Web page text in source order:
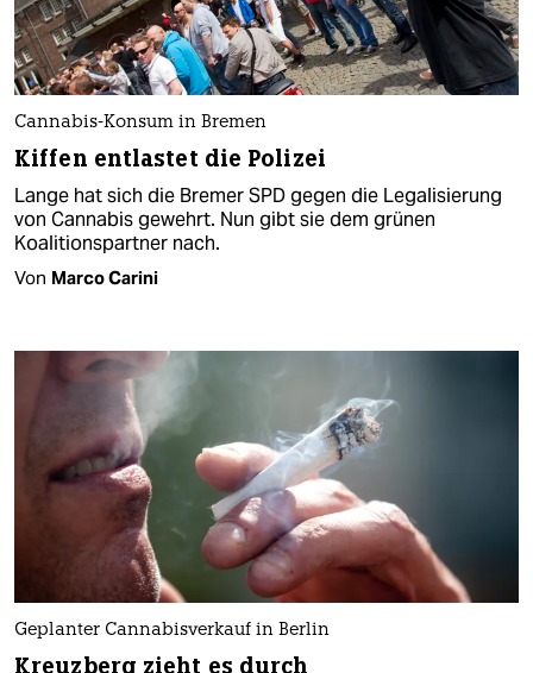
Cannabis-Konsum in Bremen
Kiffen entlastet die Polizei
Lange hat sich die Bremer SPD gegen die Legalisierung
von Cannabis gewehrt. Nun gibt sie dem grünen
Koalitionspartner nach.
Von Marco Carini
Geplanter Cannabisverkauf in Berlin
Kreuzberg zieht es durch